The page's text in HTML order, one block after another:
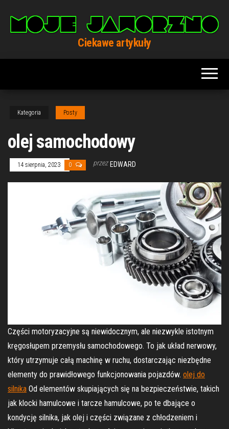
treści
Ciekawe artykuły
Kategoria Posty
olej samochodowy
14 sierpnia, 2023 0 przez EDWARD
Części motoryzacyjne są niewidocznym, ale niezwykle istotnym
kręgosłupem przemysłu samochodowego. To jak układ nerwowy,
który utrzymuje całą machinę w ruchu, dostarczając niezbędne
elementy do prawidłowego funkcjonowania pojazdów. olej do
silnika Od elementów skupiających się na bezpieczeństwie, takich
jak klocki hamulcowe i tarcze hamulcowe, po te dbające o
kondycję silnika, jak olej i części związane z chłodzeniem i